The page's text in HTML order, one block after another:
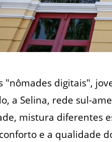
"nômades digitais",
a Selina, rede sul-
mistura diferentes
e a qualidade